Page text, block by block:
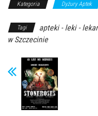
Kategoria Dyżury Aptek
Tagi apteki - leki -
w Szczecinie